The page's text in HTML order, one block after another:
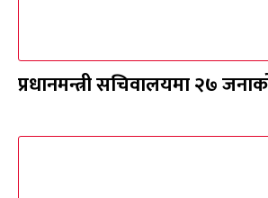
प्रधानमन्त्री सचिवालयमा २७